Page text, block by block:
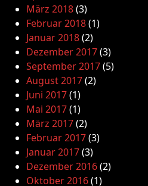
März 2018(3)
Februar 2018(1)
Januar 2018(2)
Dezember 2017(3)
September 2017(5)
August 2017(2)
Juni 2017(1)
Mai 2017(1)
März 2017(2)
Februar 2017(3)
Januar 2017(3)
Dezember 2016(2)
Oktober 2016(1)